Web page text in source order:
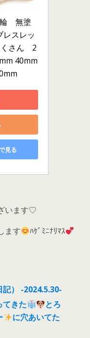
　無塗
レスレッ
さん　2
40mm
見る
います♡
ます
ﾊｹﾞﾐﾆﾅﾘﾏｽ
） -2024.5.30-
てきた
とろ
に穴あいてた